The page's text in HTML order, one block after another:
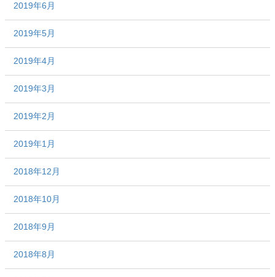
2019年6月
2019年5月
2019年4月
2019年3月
2019年2月
2019年1月
2018年12月
2018年10月
2018年9月
2018年8月